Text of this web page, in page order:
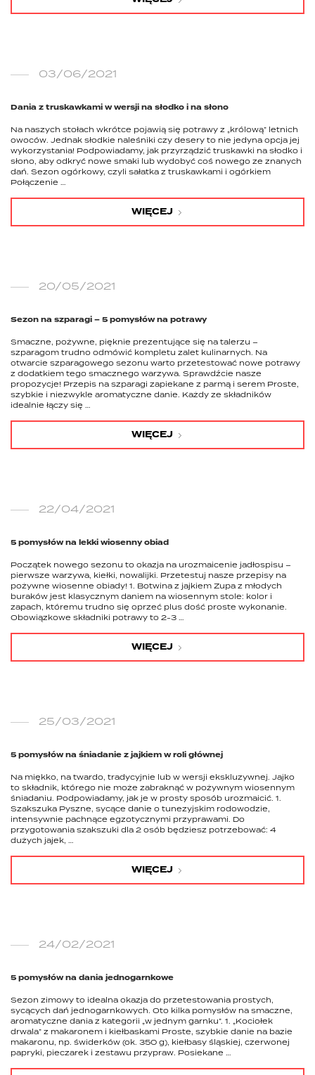
03/06/2021
Dania z truskawkami w wersji na słodko i na słono
Na naszych stołach wkrótce pojawią się potrawy z „królową” letnich
owoców. Jednak słodkie naleśniki czy desery to nie jedyna opcja jej
wykorzystania! Podpowiadamy, jak przyrządzić truskawki na słodko i
słono, aby odkryć nowe smaki lub wydobyć coś nowego ze znanych
dań. Sezon ogórkowy, czyli sałatka z truskawkami i ogórkiem
Połączenie …
WIĘCEJ
20/05/2021
Sezon na szparagi – 5 pomysłów na potrawy
Smaczne, pożywne, pięknie prezentujące się na talerzu –
szparagom trudno odmówić kompletu zalet kulinarnych. Na
otwarcie szparagowego sezonu warto przetestować nowe potrawy
z dodatkiem tego smacznego warzywa. Sprawdźcie nasze
propozycje! Przepis na szparagi zapiekane z parmą i serem Proste,
szybkie i niezwykle aromatyczne danie. Każdy ze składników
idealnie łączy się …
WIĘCEJ
22/04/2021
5 pomysłów na lekki wiosenny obiad
Początek nowego sezonu to okazja na urozmaicenie jadłospisu –
pierwsze warzywa, kiełki, nowalijki. Przetestuj nasze przepisy na
pożywne wiosenne obiady! 1. Botwina z jajkiem Zupa z młodych
buraków jest klasycznym daniem na wiosennym stole: kolor i
zapach, któremu trudno się oprzeć plus dość proste wykonanie.
Obowiązkowe składniki potrawy to 2-3 …
WIĘCEJ
25/03/2021
5 pomysłów na śniadanie z jajkiem w roli głównej
Na miękko, na twardo, tradycyjnie lub w wersji ekskluzywnej. Jajko
to składnik, którego nie może zabraknąć w pożywnym wiosennym
śniadaniu. Podpowiadamy, jak je w prosty sposób urozmaicić. 1.
Szakszuka Pyszne, sycące danie o tunezyjskim rodowodzie,
intensywnie pachnące egzotycznymi przyprawami. Do
przygotowania szakszuki dla 2 osób będziesz potrzebować: 4
dużych jajek, …
WIĘCEJ
24/02/2021
5 pomysłów na dania jednogarnkowe
Sezon zimowy to idealna okazja do przetestowania prostych,
sycących dań jednogarnkowych. Oto kilka pomysłów na smaczne,
aromatyczne dania z kategorii „w jednym garnku”. 1. „Kociołek
drwala” z makaronem i kiełbaskami Proste, szybkie danie na bazie
makaronu, np. świderków (ok. 350 g), kiełbasy śląskiej, czerwonej
papryki, pieczarek i zestawu przypraw. Posiekane …